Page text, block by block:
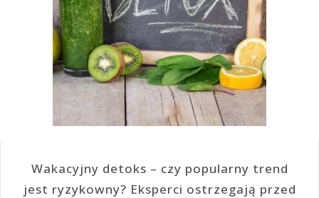
Wakacyjny detoks – czy popularny trend
jest ryzykowny? Eksperci ostrzegają przed